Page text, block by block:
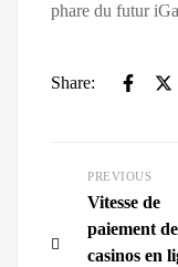
phare du futur
Share:
PREVIOUS
Vitesse de
paiement
casinos en